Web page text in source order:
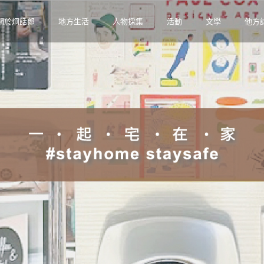
於炯話郎 地方生活 人物採集 活動 文學 他方